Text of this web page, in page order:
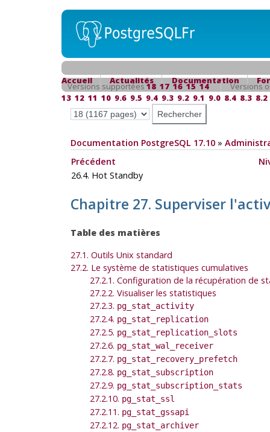
Accueil Actualités Documentation
Versions supportées18 17 16 15 14
Versions
13 12 11 10 9.6 9.5 9.4 9.3 9.2 9.1 9.0 8.4 8.3 8.2
Documentation PostgreSQL 17.10»
Précédent
26.4. Hot Standby
Chapitre 27. Superviser
Table des matières
27.1. Outils Unix standard
27.2. Le système de statistiques cumulatives
27.2.1. Configuration de la récupération de
27.2.2. Visualiser les statistiques
27.2.3. pg_stat_activity
27.2.4. pg_stat_replication
27.2.5. pg_stat_replication_slots
27.2.6. pg_stat_wal_receiver
27.2.7. pg_stat_recovery_prefetch
27.2.8. pg_stat_subscription
27.2.9. pg_stat_subscription_stats
27.2.10. pg_stat_ssl
27.2.11. pg_stat_gssapi
27.2.12. pg_stat_archiver